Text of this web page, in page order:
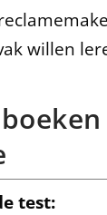
willen
test: